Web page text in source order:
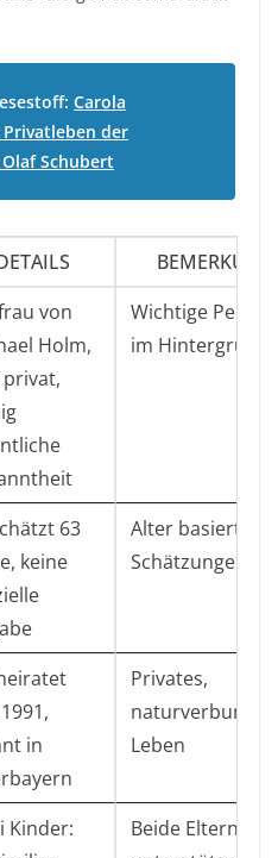
Carola
der
Schubert
BEMERKUNG
von
Holm,
Wichtige Person
im Hintergrund
63
keine
Alter basiert auf
Schätzungen
in
Privates,
Leben
Kinder:
Beide Eltern